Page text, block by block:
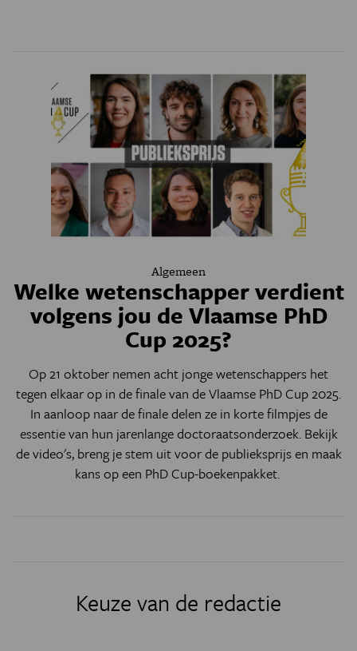
Algemeen
Welke wetenschapper verdient
volgens jou de Vlaamse PhD
Cup 2025?
Op 21 oktober nemen acht jonge wetenschappers het
tegen elkaar op in de finale van de Vlaamse PhD Cup 2025.
In aanloop naar de finale delen ze in korte filmpjes de
essentie van hun jarenlange doctoraatsonderzoek. Bekijk
de video's, breng je stem uit voor de publieksprijs en maak
kans op een PhD Cup-boekenpakket.
Keuze van de redactie